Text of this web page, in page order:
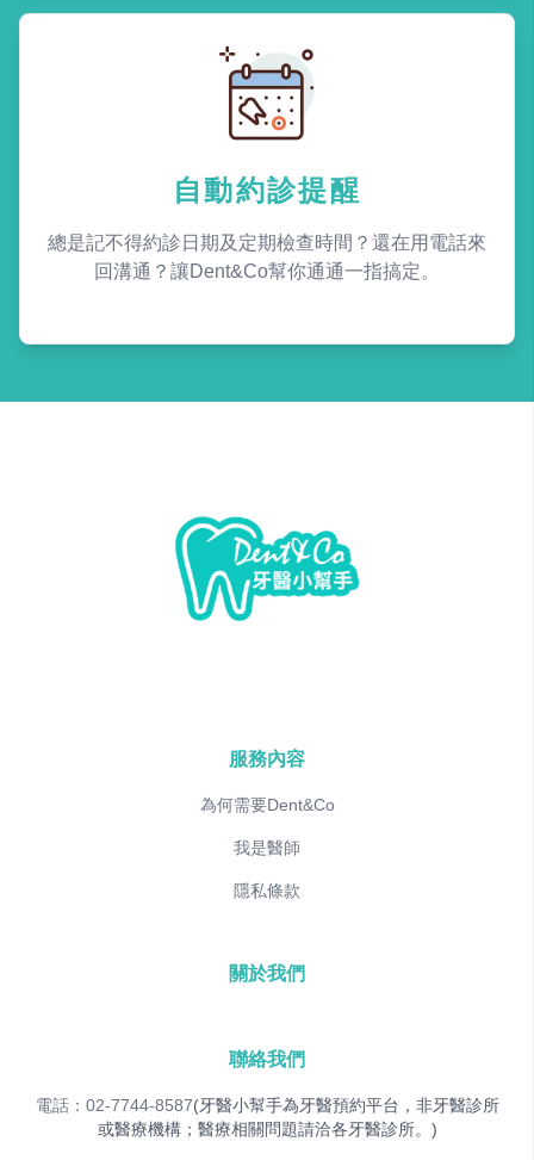
自動約診提醒
總是記不得約診日期及定期檢查時間？還在用電話來
回溝通？讓Dent&Co幫你通通一指搞定。
服務內容
為何需要Dent&Co
我是醫師
隱私條款
關於我們
聯絡我們
電話：02-7744-8587(牙醫小幫手為牙醫預約平台，非牙醫診所
或醫療機構；醫療相關問題請洽各牙醫診所。)